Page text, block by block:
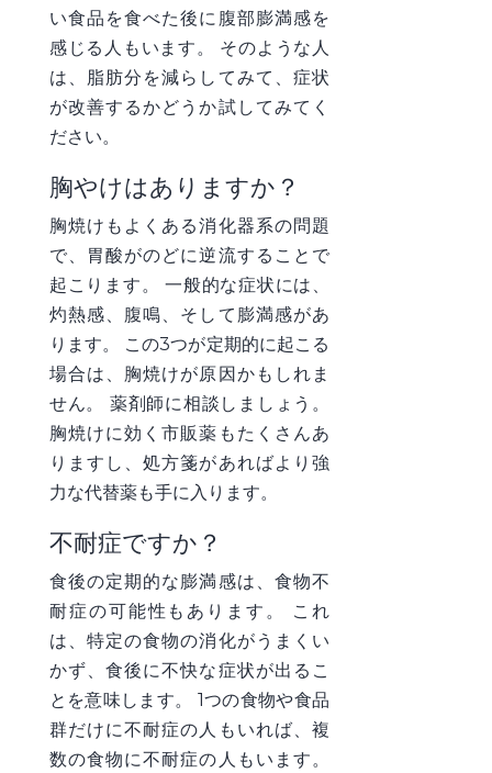
い食品を食べた後に腹部膨満感を
感じる人もいます。 そのような人
は、脂肪分を減らしてみて、症状
が改善するかどうか試してみてく
ださい。
胸やけはありますか？
胸焼けもよくある消化器系の問題
で、胃酸がのどに逆流することで
起こります。 一般的な症状には、
灼熱感、腹鳴、そして膨満感があ
ります。 この3つが定期的に起こる
場合は、胸焼けが原因かもしれま
せん。 薬剤師に相談しましょう。
胸焼けに効く市販薬もたくさんあ
りますし、処方箋があればより強
力な代替薬も手に入ります。
不耐症ですか？
食後の定期的な膨満感は、食物不
耐症の可能性もあります。 これ
は、特定の食物の消化がうまくい
かず、食後に不快な症状が出るこ
とを意味します。 1つの食物や食品
群だけに不耐症の人もいれば、複
数の食物に不耐症の人もいます。